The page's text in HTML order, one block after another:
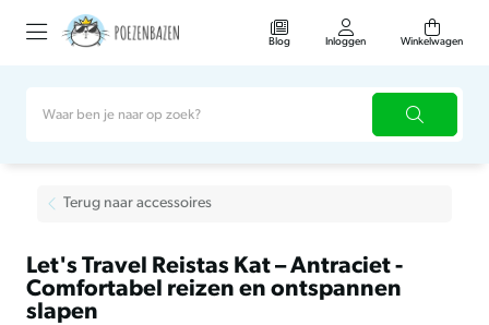
Blog Inloggen Winkelwagen
Terug naar accessoires
Let's Travel Reistas Kat – Antraciet -
Comfortabel reizen en ontspannen
slapen